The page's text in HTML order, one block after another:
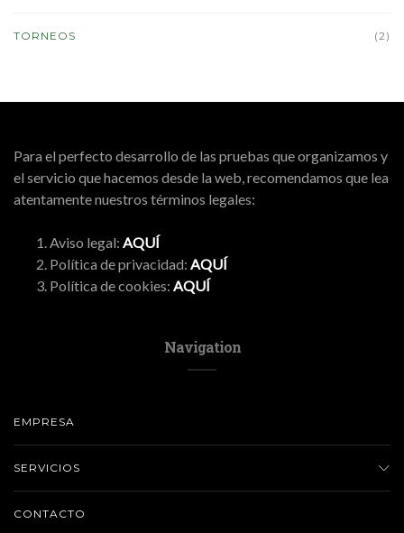
TORNEOS (2)
Para el perfecto desarrollo de las pruebas que organizamos y
el servicio que hacemos desde la web, recomendamos que lea
atentamente nuestros términos legales:
Aviso legal: AQUÍ
Política de privacidad: AQUÍ
Política de cookies: AQUÍ
Navigation
EMPRESA
SERVICIOS
CONTACTO